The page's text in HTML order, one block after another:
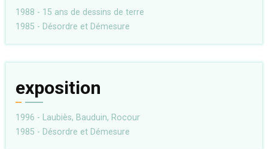
1988 - 15 ans de dessins de terre
1985 - Désordre et Démesure
exposition
1996 - Laubiès, Bauduin, Rocour
1985 - Désordre et Démesure